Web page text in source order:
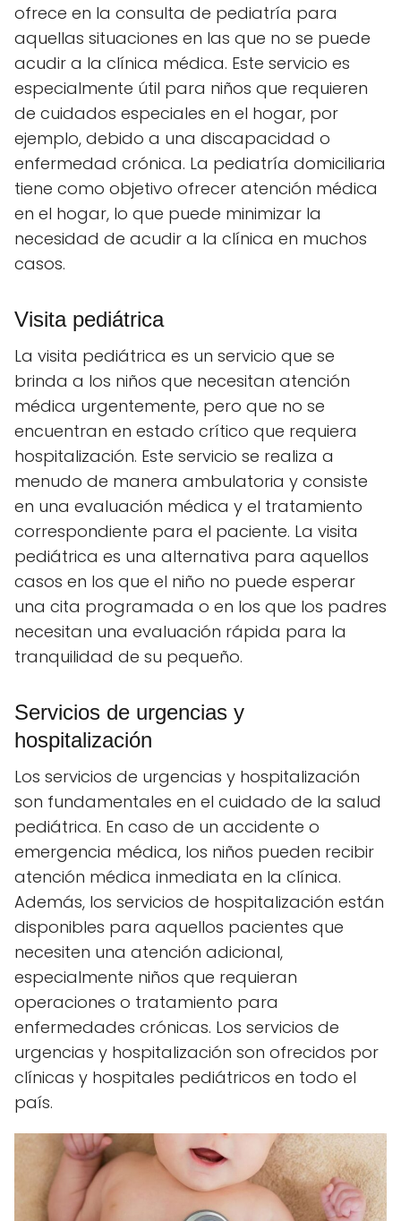
ofrece en la consulta de pediatría para
aquellas situaciones en las que no se puede
acudir a la clínica médica. Este servicio es
especialmente útil para niños que requieren
de cuidados especiales en el hogar, por
ejemplo, debido a una discapacidad o
enfermedad crónica. La pediatría domiciliaria
tiene como objetivo ofrecer atención médica
en el hogar, lo que puede minimizar la
necesidad de acudir a la clínica en muchos
casos.
Visita pediátrica
La visita pediátrica es un servicio que se
brinda a los niños que necesitan atención
médica urgentemente, pero que no se
encuentran en estado crítico que requiera
hospitalización. Este servicio se realiza a
menudo de manera ambulatoria y consiste
en una evaluación médica y el tratamiento
correspondiente para el paciente. La visita
pediátrica es una alternativa para aquellos
casos en los que el niño no puede esperar
una cita programada o en los que los padres
necesitan una evaluación rápida para la
tranquilidad de su pequeño.
Servicios de urgencias y
hospitalización
Los servicios de urgencias y hospitalización
son fundamentales en el cuidado de la salud
pediátrica. En caso de un accidente o
emergencia médica, los niños pueden recibir
atención médica inmediata en la clínica.
Además, los servicios de hospitalización están
disponibles para aquellos pacientes que
necesiten una atención adicional,
especialmente niños que requieran
operaciones o tratamiento para
enfermedades crónicas. Los servicios de
urgencias y hospitalización son ofrecidos por
clínicas y hospitales pediátricos en todo el
país.